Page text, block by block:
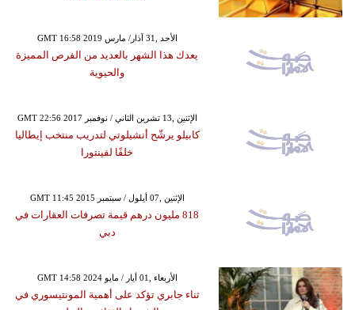
GMT 16:58 2019 الأحد ,31 آذار/ مارس
يعدك هذا الشهر بالعديد من الفرص المميزة
والحيوية
GMT 22:56 2017 الإثنين ,13 تشرين الثاني / نوفمبر
كابيلو يرشّح أنشيلوتي لتدريب منتخب إيطاليا
خلفًا لفينتورا
GMT 11:45 2015 الإثنين ,07 أيلول / سبتمبر
818 مليون درهم قيمة تصرفات العقارات في
دبي
GMT 14:58 2024 الأربعاء ,01 أيار / مايو
ثناء جابري تؤكد على أهمية المونتيسوري في